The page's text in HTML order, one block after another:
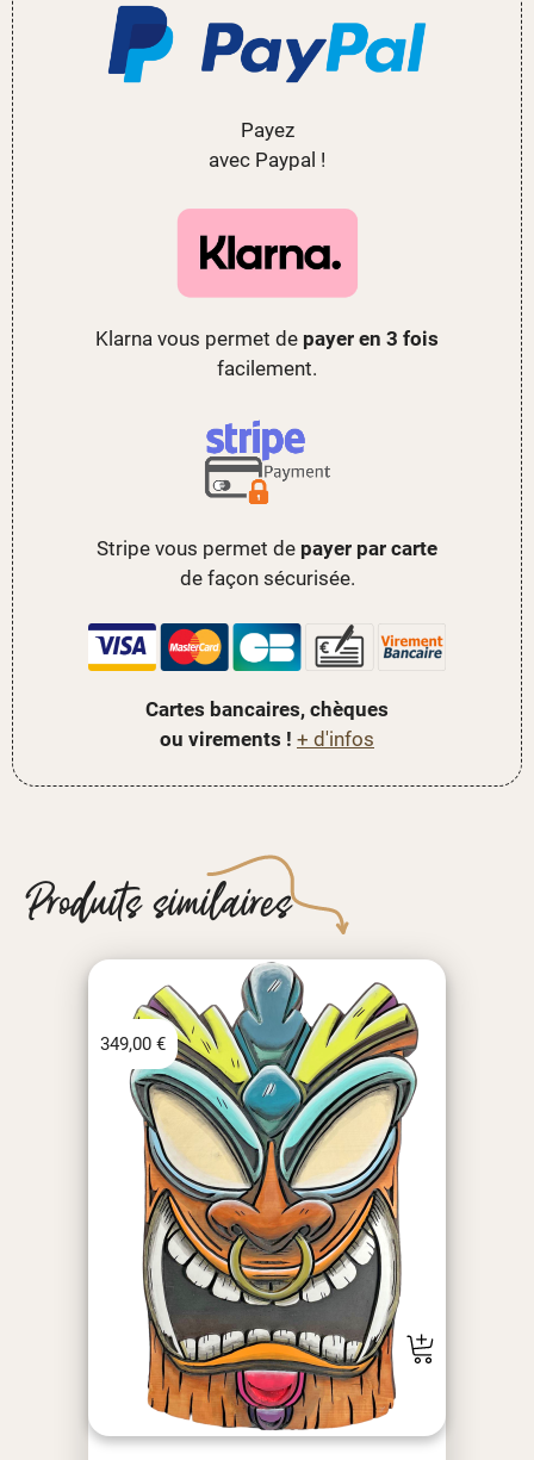
Payez
avec Paypal !
Klarna vous permet de payer en 3 fois
facilement.
Stripe vous permet de payer par carte
de façon sécurisée.
Cartes bancaires, chèques
ou virements ! + d'infos
Produits similaires
349,00 €